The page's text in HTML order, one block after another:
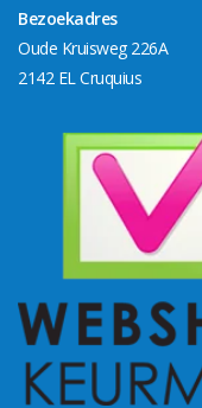
Bezoekadres
Oude Kruisweg 226A
2142 EL Cruquius